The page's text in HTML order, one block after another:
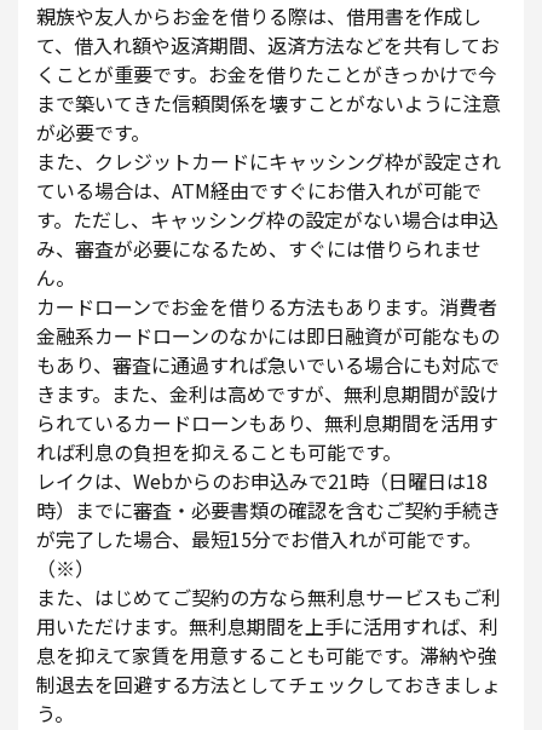
親族や友人からお金を借りる際は、借用書を作成し
て、借入れ額や返済期間、返済方法などを共有してお
くことが重要です。お金を借りたことがきっかけで今
まで築いてきた信頼関係を壊すことがないように注意
が必要です。
また、クレジットカードにキャッシング枠が設定され
ている場合は、ATM経由ですぐにお借入れが可能で
す。ただし、キャッシング枠の設定がない場合は申込
み、審査が必要になるため、すぐには借りられませ
ん。
カードローンでお金を借りる方法もあります。消費者
金融系カードローンのなかには即日融資が可能なもの
もあり、審査に通過すれば急いでいる場合にも対応で
きます。また、金利は高めですが、無利息期間が設け
られているカードローンもあり、無利息期間を活用す
れば利息の負担を抑えることも可能です。
レイクは、Webからのお申込みで21時（日曜日は18
時）までに審査・必要書類の確認を含むご契約手続き
が完了した場合、最短15分でお借入れが可能です。
（※）
また、はじめてご契約の方なら無利息サービスもご利
用いただけます。無利息期間を上手に活用すれば、利
息を抑えて家賃を用意することも可能です。滞納や強
制退去を回避する方法としてチェックしておきましょ
う。